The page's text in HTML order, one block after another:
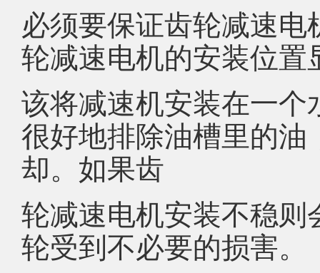
必须要保证齿轮减速
轮减速电机的安装位
该将减速机安装在一
很好地排除油槽里的
却。如果齿
轮减速电机安装不稳
轮受到不必要的损害。